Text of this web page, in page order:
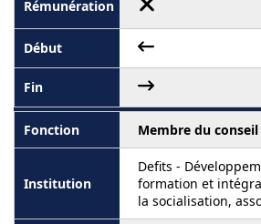
Membre du
Defits -
formation et
la socialisation,